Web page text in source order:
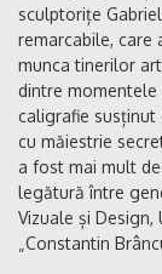
sculptorițe
remarcabile, care
munca tinerilor
dintre momentele
caligrafie
cu măiestrie
a fost mai mult
legătură între
Vizuale și Design,
„Constantin